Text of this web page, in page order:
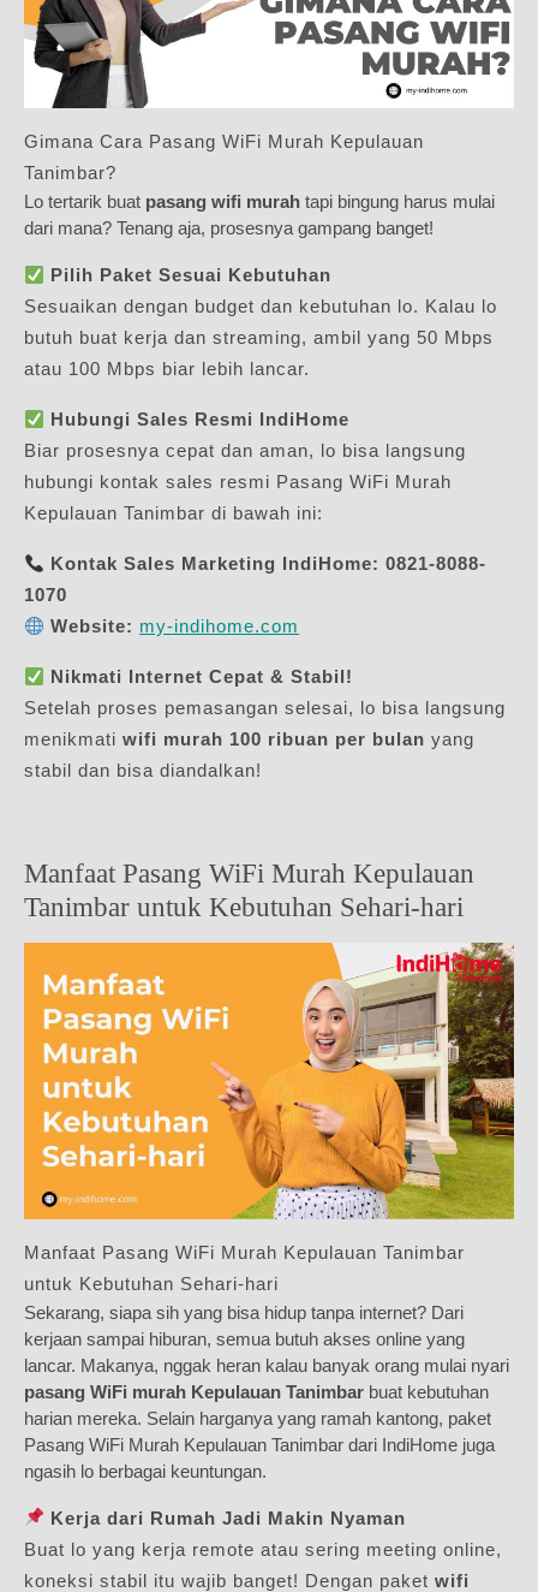
Gimana Cara Pasang WiFi Murah Kepulauan
Tanimbar?
Lo tertarik buat pasang wifi murah tapi bingung harus mulai
dari mana? Tenang aja, prosesnya gampang banget!
Pilih Paket Sesuai Kebutuhan
Sesuaikan dengan budget dan kebutuhan lo. Kalau lo
butuh buat kerja dan streaming, ambil yang 50 Mbps
atau 100 Mbps biar lebih lancar.
Hubungi Sales Resmi IndiHome
Biar prosesnya cepat dan aman, lo bisa langsung
hubungi kontak sales resmi Pasang WiFi Murah
Kepulauan Tanimbar di bawah ini:
Kontak Sales Marketing IndiHome: 0821-8088-
1070
Website: my-indihome.com
Nikmati Internet Cepat & Stabil!
Setelah proses pemasangan selesai, lo bisa langsung
menikmati wifi murah 100 ribuan per bulan yang
stabil dan bisa diandalkan!
Manfaat Pasang WiFi Murah Kepulauan
Tanimbar untuk Kebutuhan Sehari-hari
Manfaat Pasang WiFi Murah Kepulauan Tanimbar
untuk Kebutuhan Sehari-hari
Sekarang, siapa sih yang bisa hidup tanpa internet? Dari
kerjaan sampai hiburan, semua butuh akses online yang
lancar. Makanya, nggak heran kalau banyak orang mulai nyari
pasang WiFi murah Kepulauan Tanimbar buat kebutuhan
harian mereka. Selain harganya yang ramah kantong, paket
Pasang WiFi Murah Kepulauan Tanimbar dari IndiHome juga
ngasih lo berbagai keuntungan.
Kerja dari Rumah Jadi Makin Nyaman
Buat lo yang kerja remote atau sering meeting online,
koneksi stabil itu wajib banget! Dengan paket wifi